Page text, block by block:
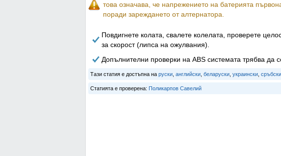
това означава, че напрежението на батерията
поради зареждането от алтернатора.
Повдигнете колата, свалете колелата, проверете
за скорост (липса на ожулвания).
Допълнителни проверки на ABS системата трябва да
Тази статия е достъпна на руски, английски, беларуски, украински, сръбски
Статията е проверена: Поликарпов Савелий